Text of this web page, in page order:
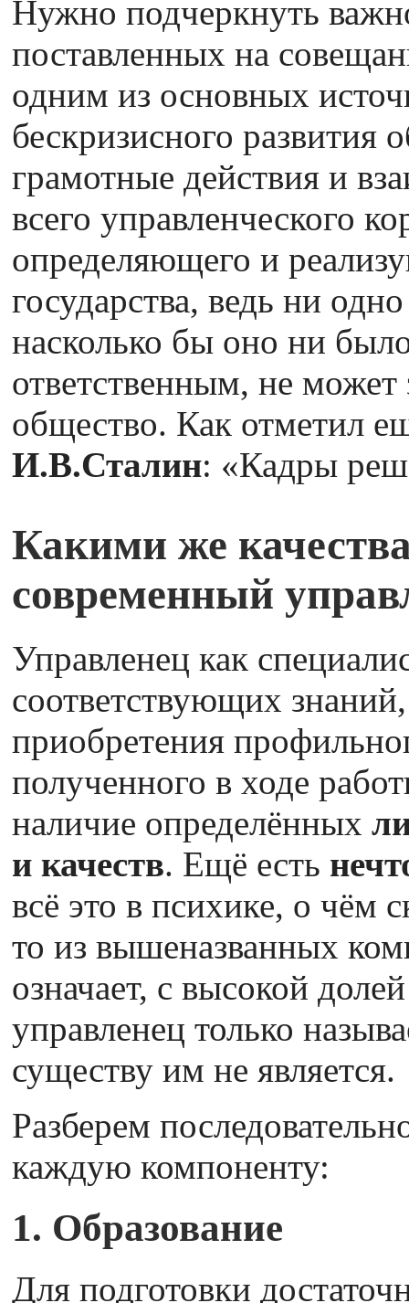
Нужно подчеркнуть
поставленных на
одним из основных
бескризисного развития
грамотные действия и
всего управленческого
определяющего и
государства, ведь ни
насколько бы оно ни
ответственным, не может
общество. Как отметил
И.В.Сталин: «Кадры
Какими же
современный
Управленец как
соответствующих
приобретения
полученного в ходе
наличие определённых
и качеств. Ещё есть
всё это в психике, о чём
то из вышеназванных
означает, с высокой
управленец только
существу им не является.
Разберем
каждую компоненту:
1. Образование
Для подготовки